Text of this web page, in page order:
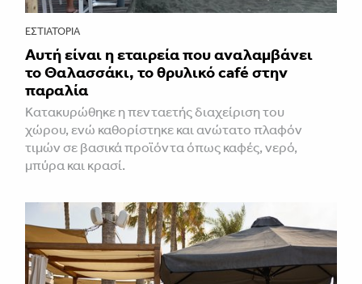
ΕΣΤΙΑΤΌΡΙΑ
Αυτή είναι η εταιρεία που αναλαμβάνει
το Θαλασσάκι, το θρυλικό café στην
παραλία
Κατακυρώθηκε η πενταετής διαχείριση του
χώρου, ενώ καθορίστηκε και ανώτατο πλαφόν
τιμών σε βασικά προϊόντα όπως καφές, νερό,
μπύρα και κρασί.